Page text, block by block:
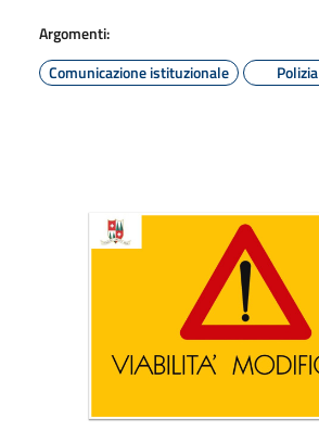
Argomenti:
Comunicazione istituzionale
Polizia